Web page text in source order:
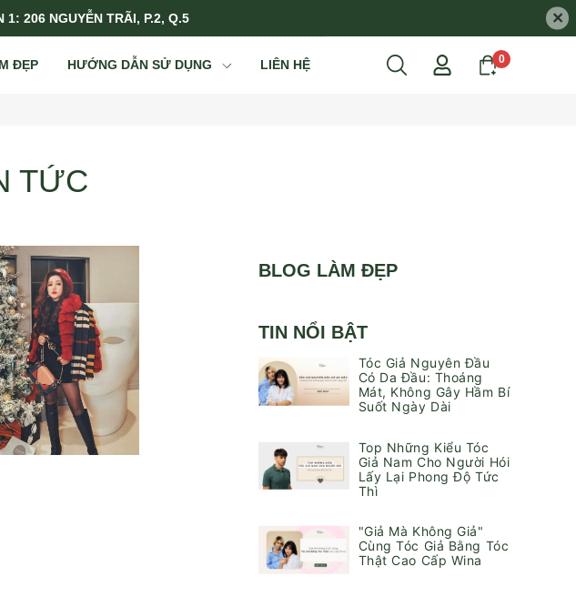
1: 206 NGUYỄN TRÃI, P.2, Q.5 ×
ĐẸP HƯỚNG DẪN SỬ DỤNG LIÊN HỆ 0
TỨC
BLOG LÀM ĐẸP
TIN NỔI BẬT
Tóc Giả Nguyên Đầu
Có Da Đầu: Thoáng
Mát, Không Gây Hầm Bí
Suốt Ngày Dài
Top Những Kiểu Tóc
Giả Nam Cho Người Hói
Lấy Lại Phong Độ Tức
Thì
"Giả Mà Không Giả"
Cùng Tóc Giả Bằng Tóc
Thật Cao Cấp Wina